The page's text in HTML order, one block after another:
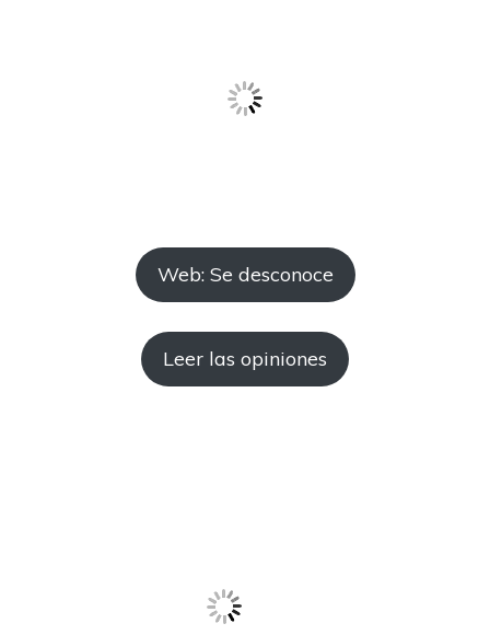
Web: Se desconoce
Leer las opiniones